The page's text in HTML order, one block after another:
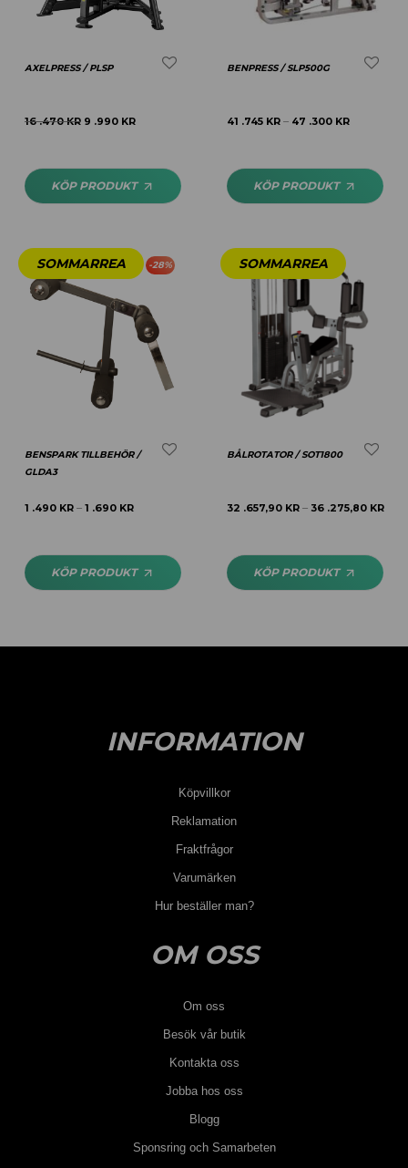
AXELPRESS / PLSP
16 .470KR 9 .990 KR
KÖP PRODUKT
BENPRESS / SLP500G
41 .745 KR – 47 .300 KR
KÖP PRODUKT
-28%
BENSPARK TILLBEHÖR /
GLDA3
1 .490 KR – 1 .690 KR
KÖP PRODUKT
BÅLROTATOR / SOT1800
32 .657,90 KR – 36 .275,80 KR
KÖP PRODUKT
INFORMATION
Köpvillkor
Reklamation
Fraktfrågor
Varumärken
Hur beställer man?
OM OSS
Om oss
Besök vår butik
Kontakta oss
Jobba hos oss
Blogg
Sponsring och Samarbeten